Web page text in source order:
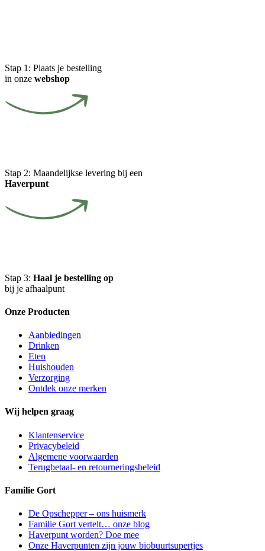
Stap 1: Plaats je bestelling
in onze webshop
Stap 2: Maandelijkse levering bij een
Haverpunt
Stap 3: Haal je bestelling op
bij je afhaalpunt
Onze Producten
Aanbiedingen
Drinken
Eten
Huishouden
Verzorging
Ontdek onze merken
Wij helpen graag
Klantenservice
Privacybeleid
Algemene voorwaarden
Terugbetaal- en retourneringsbeleid
Familie Gort
De Opschepper – ons huismerk
Familie Gort vertelt… onze blog
Haverpunt worden? Doe mee
Onze Haverpunten zijn jouw biobuurtsupertjes